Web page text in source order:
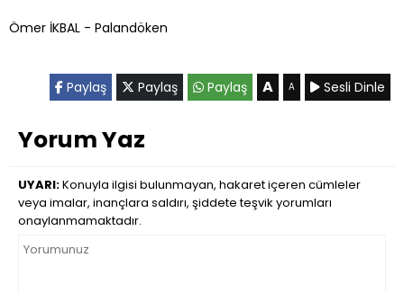
Ömer İKBAL - Palandöken
Paylaş Paylaş Paylaş A A Sesli Dinle
Yorum Yaz
UYARI:Konuyla ilgisi bulunmayan, hakaret içeren cümleler
veya imalar, inançlara saldırı, şiddete teşvik yorumları
onaylanmamaktadır.